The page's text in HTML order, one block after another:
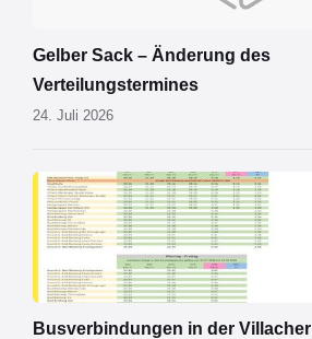
Gelber Sack – Änderung des
Verteilungstermines
24. Juli 2026
Kirchtagsbus
2026.pdf
Busverbindungen in der Villacher